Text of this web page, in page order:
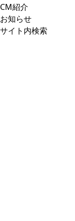
CM紹介
お知らせ
サイト内検索